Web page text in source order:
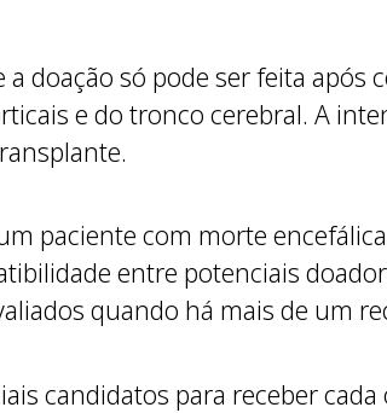
doação só pode ser feita após
e do tronco cerebral. A
paciente com morte
entre potenciais
quando há mais de um
candidatos para receber